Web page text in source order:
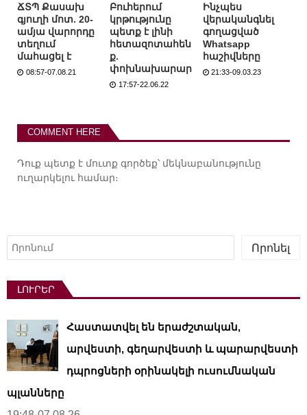
ՃՏՊ Քասախ
գյուղի մոտ. 20-
ամյա վարորդը
տեղում
մահացել է
08:57-07.08.21
Բուհերում
կրթությունը
պետք է լինի
հետազոտահեն
ք.
փոխնախարար
17:57-22.06.22
Ինչպես
վերականգնել
գողացված
Whatsapp
հաշիվները
21:33-09.03.23
COMMENT HERE
Դուք պետք է մուտք գործեք՝ մեկնաբանությունը
ուղարկելու համար։
Որոնել
Որոնել
ԼՈՒՐԵՐ
Հաստատվել են երաժշտական,
արվեստի, գեղարվեստի և պարարվեստի
դպրոցների օրինակելի ուսումնական
պլանները